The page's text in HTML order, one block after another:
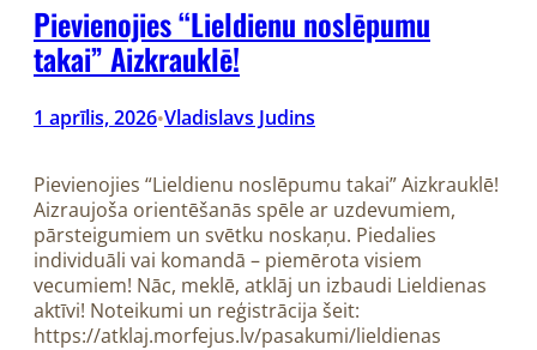
Pievienojies “Lieldienu noslēpumu
takai” Aizkrauklē!
1 aprīlis, 2026•Vladislavs Judins
Pievienojies “Lieldienu noslēpumu takai” Aizkrauklē!
Aizraujoša orientēšanās spēle ar uzdevumiem,
pārsteigumiem un svētku noskaņu. Piedalies
individuāli vai komandā – piemērota visiem
vecumiem! Nāc, meklē, atklāj un izbaudi Lieldienas
aktīvi! Noteikumi un reģistrācija šeit:
https://atklaj.morfejus.lv/pasakumi/lieldienas